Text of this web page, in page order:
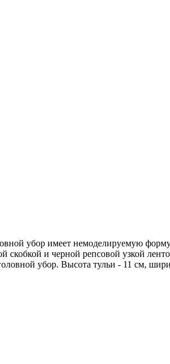
убор имеет немоделируемую
и черной репсовой узкой
убор. Высота тульи - 11 см,